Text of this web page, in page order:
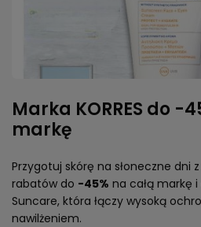
Marka KORRES do -
markę
Przygotuj skórę na słoneczne dni z
rabatów do -45% na całą markę
Suncare, która łączy wysoką
nawilżeniem.